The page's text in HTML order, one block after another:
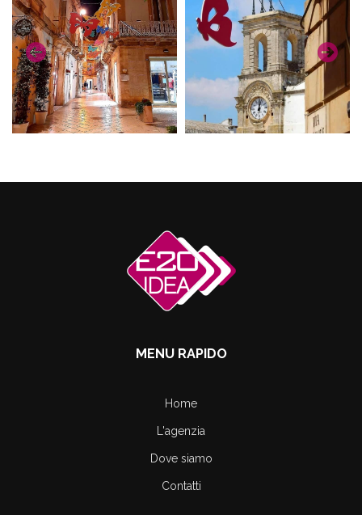
MENU RAPIDO
Home
L'agenzia
Dove siamo
Contatti